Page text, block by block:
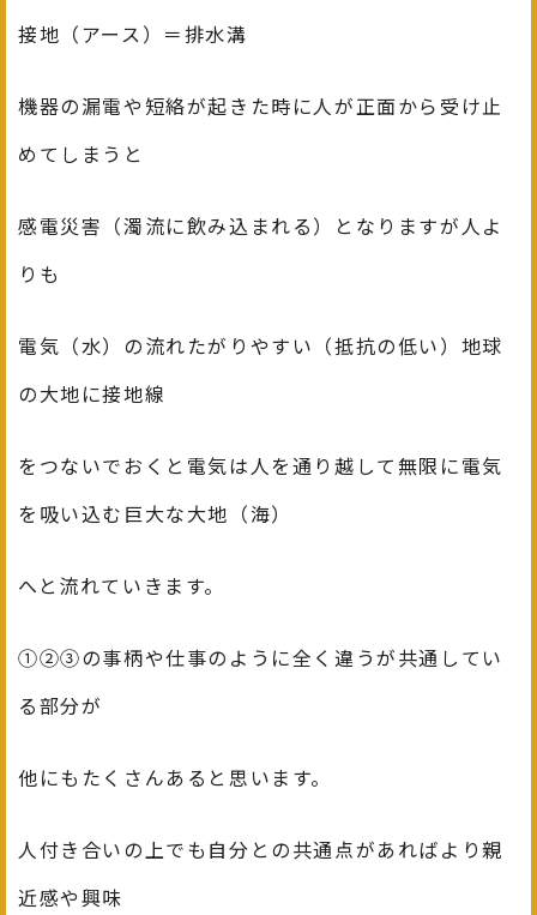
接地（アース）＝排水溝
機器の漏電や短絡が起きた時に人が正面から受け止
めてしまうと
感電災害（濁流に飲み込まれる）となりますが人よ
りも
電気（水）の流れたがりやすい（抵抗の低い）地球
の大地に接地線
をつないでおくと電気は人を通り越して無限に電気
を吸い込む巨大な大地（海）
へと流れていきます。
①②③の事柄や仕事のように全く違うが共通してい
る部分が
他にもたくさんあると思います。
人付き合いの上でも自分との共通点があればより親
近感や興味